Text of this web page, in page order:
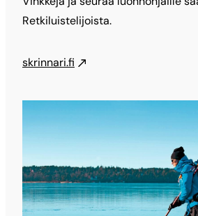
Retkiluistelijoista.
skrinnari.fi